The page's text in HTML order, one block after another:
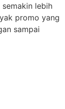
lebih
promo yang
sampai